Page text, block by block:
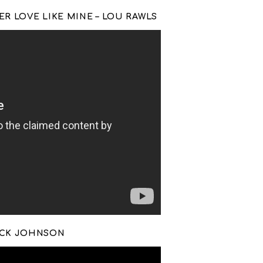
LOVE LIKE MINE – LOU RAWLS
JOHNSON